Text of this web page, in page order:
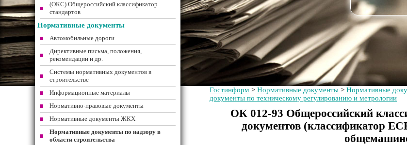
Гостинформ > Нормативные документы > Нормативные
документы по техническому регулированию и метрологии
ОК 012-93 Общероссийский
документов (классификатор
(ОКС) Общероссийский классификатор
стандартов
Нормативные документы
Автомобильные дороги
Директивные письма, положения,
рекомендации и др.
Системы нормативных документов в
строительстве
Информационные материалы
Нормативно-правовые документы
Нормативные документы ЖКХ
Нормативные документы по надзору в
области строительства